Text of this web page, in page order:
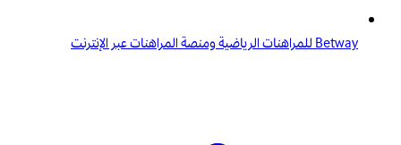
Betway للمراهنات الرياضية ومنصة المراهنات عبر الإنترنت